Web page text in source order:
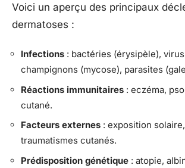
Voici un aperçu des principaux
dermatoses :
Infections : bactéries (érysipèle),
champignons (mycose), parasites
Réactions immunitaires : eczéma,
cutané.
Facteurs externes : exposition
traumatismes cutanés.
Prédisposition génétique : atopie,